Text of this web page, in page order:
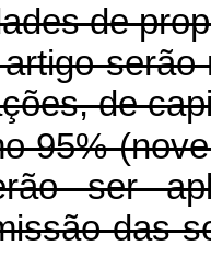
de
serão
de
95%
ser
das